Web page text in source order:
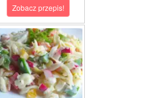
Zobacz przepis!